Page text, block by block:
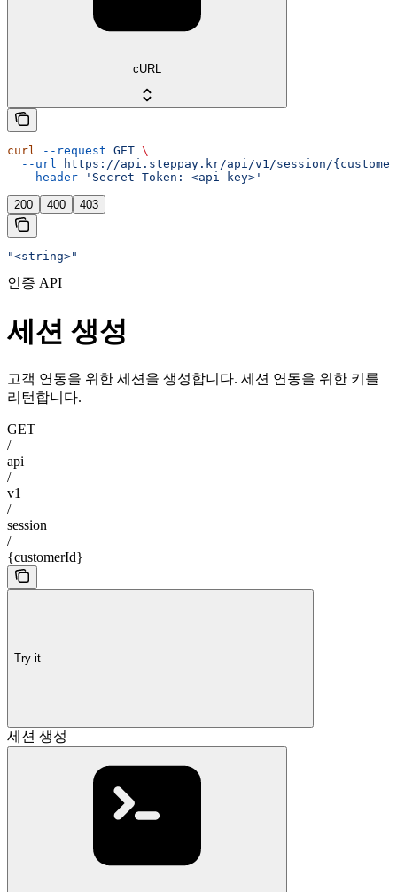
cURL
curl --request GET \
  --url
https://api.steppay.kr/api/v1/session/
  --header
'Secret-Token: <api-key>'
200 400 403
"<string>"
인증 API
세션 생성
고객 연동을 위한 세션을 생성합니다. 세션 연동을 위한 키를
리턴합니다.
GET
/
api
/
v1
/
session
/
{customerId}
Try it
세션 생성